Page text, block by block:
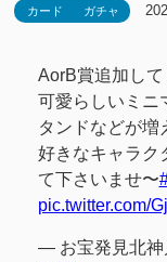
カード ガチャ
AorB賞追加して
可愛らしいミニ
タンドなどが増
好きなキャラク
て下さいませ〜
pic.twitter.com/
— お宝発見北神